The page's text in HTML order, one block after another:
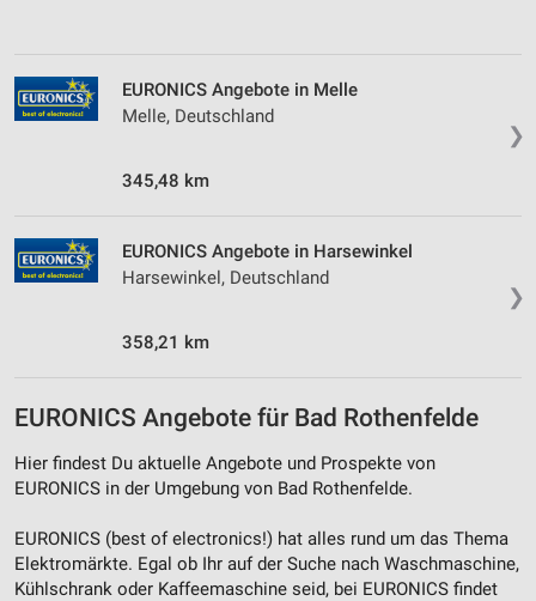
❯
EURONICS Angebote in Melle
Melle, Deutschland
345,48 km
❯
EURONICS Angebote in Harsewinkel
Harsewinkel, Deutschland
358,21 km
EURONICS Angebote für Bad Rothenfelde
Hier findest Du aktuelle Angebote und Prospekte von
EURONICS in der Umgebung von Bad Rothenfelde.
EURONICS (best of electronics!) hat alles rund um das Thema
Elektromärkte. Egal ob Ihr auf der Suche nach Waschmaschine,
Kühlschrank oder Kaffeemaschine seid, bei EURONICS findet
Messung der Werbeleistung
Quellen
Verwendung reduzierter Daten zur Auswahl von
IAB-Besonderheiten:
Geräte anhand von aktiv angeforderten
Nicht-IAB-Verarbeitungszwecke:
Notwendig